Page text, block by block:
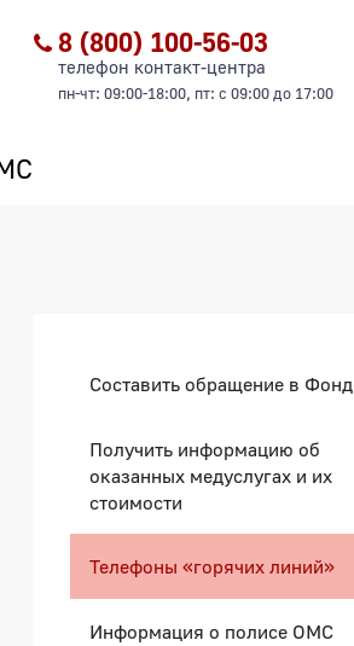
8 (800) 100-56-03
телефон контакт-центра
пн-чт: 09:00-18:00, пт: с 09:00 до 17:00
Составить обращение в Фонд
Получить информацию об
оказанных медуслугах и их
стоимости
Телефоны «горячих линий»
Информация о полисе ОМС